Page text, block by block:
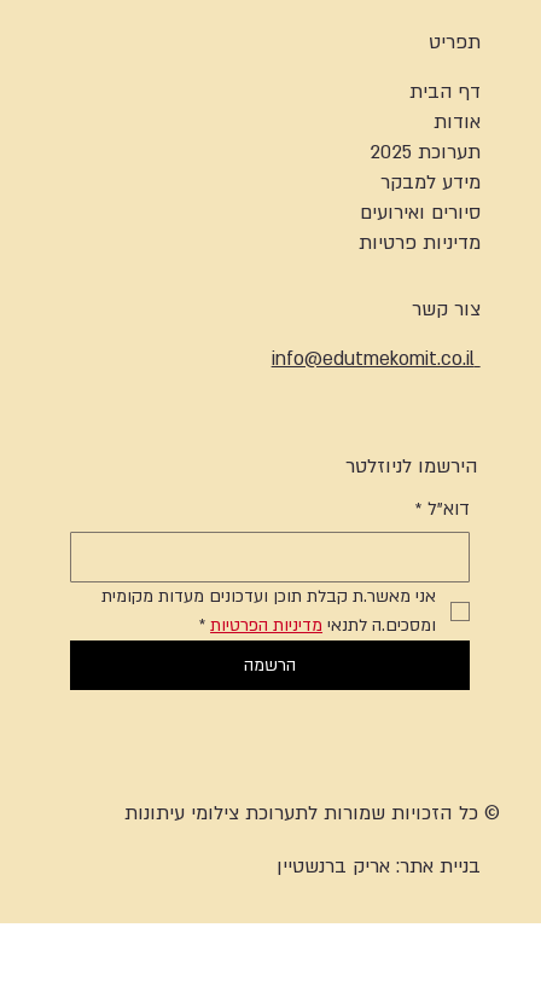
תפריט
דף הבית
אודות
תערוכת 2025
מידע למבקר
סיורים ואירועים
מדיניות פרטיות
צור קשר
info@edutmekomit.co.il
הירשמו לניוזלטר
דוא"ל *
אני מאשר.ת קבלת תוכן ועדכונים מעדות מקומית
ומסכים.ה לתנאי מדיניות הפרטיות *
הרשמה
© כל הזכויות שמורות לתערוכת צילומי עיתונות
בניית אתר:אריק ברנשטיין